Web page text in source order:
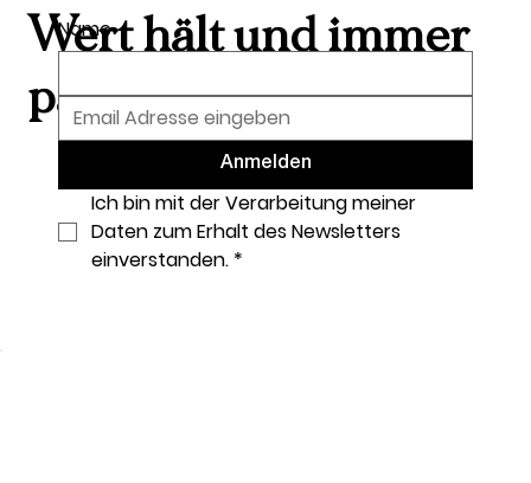
Wert hält und immer
passt.
Name
Anmelden
Ich bin mit der Verarbeitung meiner
Daten zum Erhalt des Newsletters
einverstanden. *